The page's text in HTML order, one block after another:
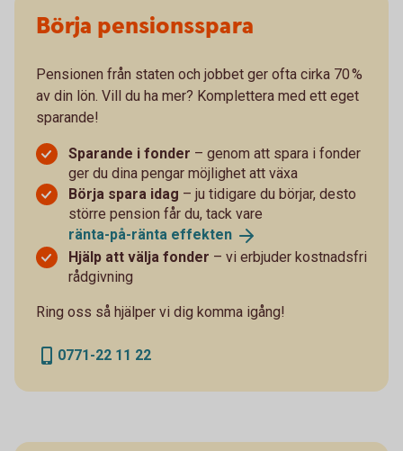
Börja pensionsspara
Pensionen från staten och jobbet ger ofta cirka 70 %
av din lön. Vill du ha mer? Komplettera med ett eget
sparande!
Sparande i fonder – genom att spara i fonder
ger du dina pengar möjlighet att växa
Börja spara idag – ju tidigare du börjar, desto
större pension får du, tack vare
ränta-på-ränta effekten
Hjälp att välja fonder – vi erbjuder kostnadsfri
rådgivning
Ring oss så hjälper vi dig komma igång!
0771-22 11 22